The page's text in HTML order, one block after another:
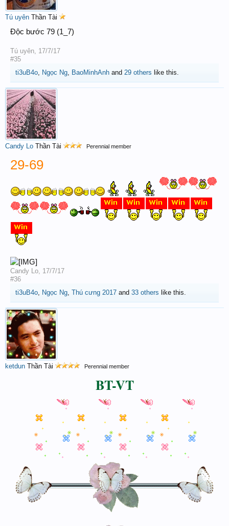
Tú uyên Thần Tài
Độc bước 79 (1_7)
Tú uyên 17/7/17
#35
ti3uB4o
Ngọc Ng BaoMinhAnh and 29 others like this.
Candy Lo Thần Tài Perennial member
29-69
Candy Lo 17/7/17
#36
ti3uB4o
Ngọc Ng Thú cưng 2017 and 33 others like this.
ketdun Thần Tài Perennial member
BT-VT